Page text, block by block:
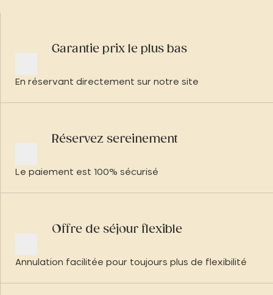
Garantie prix le plus bas
En réservant directement sur notre site
Réservez sereinement
Le paiement est 100% sécurisé
Offre de séjour flexible
Annulation facilitée pour toujours plus de flexibilité